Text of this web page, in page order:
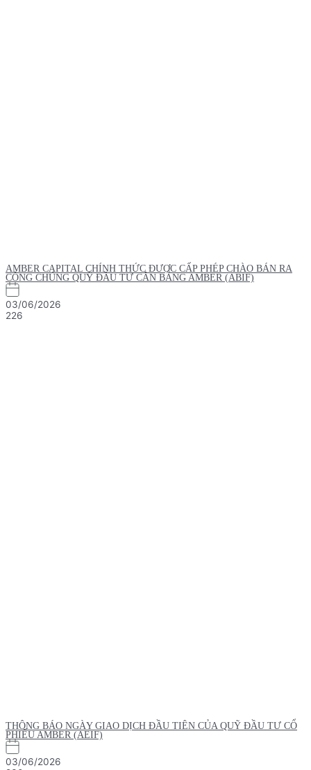
AMBER CAPITAL CHÍNH THỨC ĐƯỢC CẤP PHÉP CHÀO BÁN RA
CÔNG CHÚNG QUỸ ĐẦU TƯ CÂN BẰNG AMBER (ABIF)
03/06/2026
226
THÔNG BÁO NGÀY GIAO DỊCH ĐẦU TIÊN CỦA QUỸ ĐẦU TƯ CỔ
PHIẾU AMBER (AEIF)
03/06/2026